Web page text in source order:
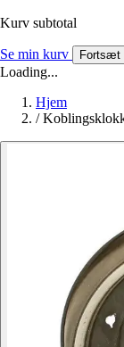
Kurv subtotal
Se min kurv Fortsæt
Loading...
Hjem
/